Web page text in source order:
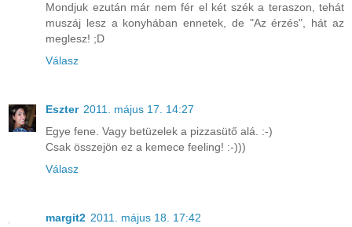
Mondjuk ezután már nem fér el két szék a teraszon, tehát
muszáj lesz a konyhában ennetek, de "Az érzés", hát az
meglesz! ;D
Válasz
Eszter 2011. május 17. 14:27
Egye fene. Vagy betüzelek a pizzasütő alá. :-)
Csak összejön ez a kemece feeling! :-)))
Válasz
margit2 2011. május 18. 17:42